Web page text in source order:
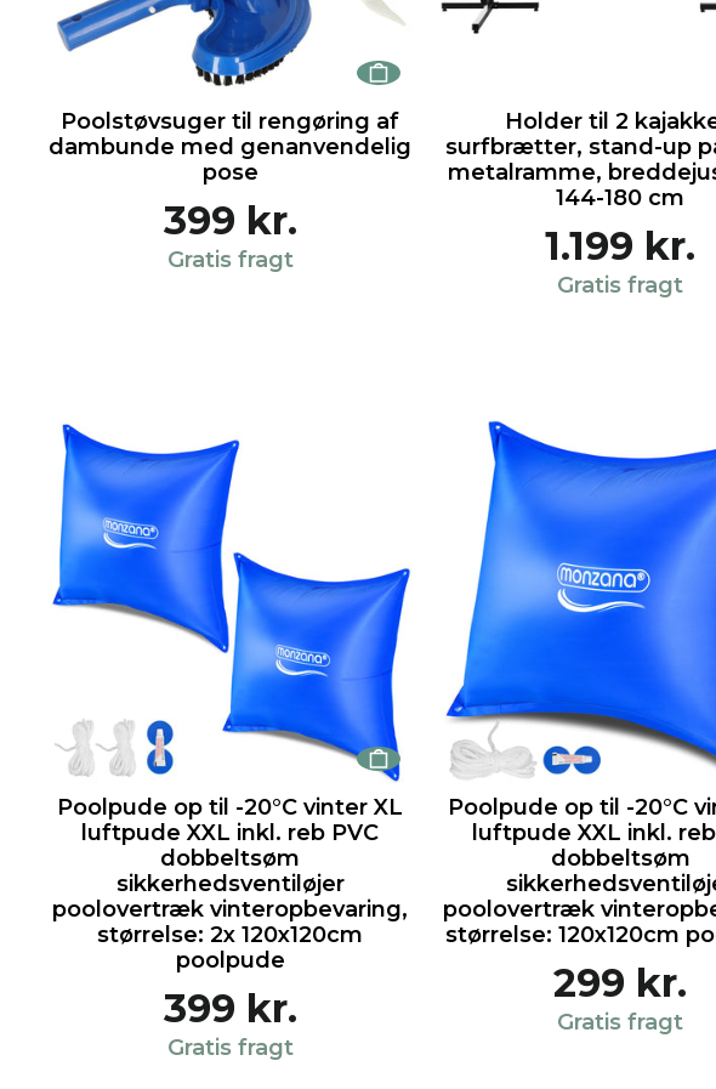
Poolstøvsuger til rengøring af
dambunde med genanvendelig
pose
399 kr.
Gratis fragt
Holder til 2
surfbrætter, stand-up
metalramme,
144-180 cm
1.199 kr.
Gratis fragt
Poolpude op til -20°C vinter XL
luftpude XXL inkl. reb PVC
dobbeltsøm
sikkerhedsventiløjer
poolovertræk vinteropbevaring,
størrelse: 2x 120x120cm
poolpude
399 kr.
Gratis fragt
Poolpude op til -20°C
luftpude XXL inkl.
dobbeltsøm
poolovertræk
størrelse: 120x120cm
299 kr.
Gratis fragt